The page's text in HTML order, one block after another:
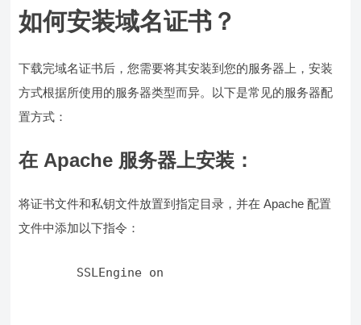
如何安装域名证书？
下载完域名证书后，您需要将其安装到您的服务器上，安装
方式根据所使用的服务器类型而异。以下是常见的服务器配
置方式：
在 Apache 服务器上安装：
将证书文件和私钥文件放置到指定目录，并在 Apache 配置
文件中添加以下指令：
        SSLEngine on